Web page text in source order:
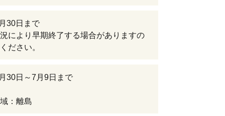
30日まで
により早期終了する場合がありますの
ださい。
30日～7月9日まで
：離島